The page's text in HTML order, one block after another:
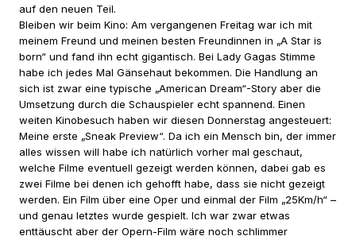
auf den neuen Teil.
Bleiben wir beim Kino: Am vergangenen Freitag war ich mit
meinem Freund und meinen besten Freundinnen in „A Star is
born“ und fand ihn echt gigantisch. Bei Lady Gagas Stimme
habe ich jedes Mal Gänsehaut bekommen. Die Handlung an
sich ist zwar eine typische „American Dream“-Story aber die
Umsetzung durch die Schauspieler echt spannend. Einen
weiten Kinobesuch haben wir diesen Donnerstag angesteuert:
Meine erste „Sneak Preview“. Da ich ein Mensch bin, der immer
alles wissen will habe ich natürlich vorher mal geschaut,
welche Filme eventuell gezeigt werden können, dabei gab es
zwei Filme bei denen ich gehofft habe, dass sie nicht gezeigt
werden. Ein Film über eine Oper und einmal der Film „25Km/h“ –
und genau letztes wurde gespielt. Ich war zwar etwas
enttäuscht aber der Opern-Film wäre noch schlimmer